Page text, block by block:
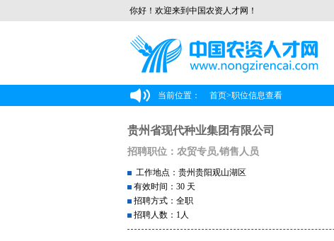
你好！欢迎来到中国农资人才网！
当前位置： 首页>职位信息查看
贵州省现代种业集团有限公司
招聘职位：农贸专员,销售人员
工作地点：贵州贵阳观山湖区
有效时间：30 天
招聘方式：全职
招聘人数：1人